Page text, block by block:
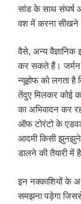
सांड के साथ संघर्ष
वश में करना सीखने
वैसे, अन्य वैज्ञानिक
कर सकते हैं। जर्मन
न्यूहोफ को लगता
तेंदुए मिलकर कोई
का अभिवादन कर
ऑफ टोरंटो के
आदमी किसी
डालने की तैयारी में
इन नक्काशियों के
समझना पड़ेगा